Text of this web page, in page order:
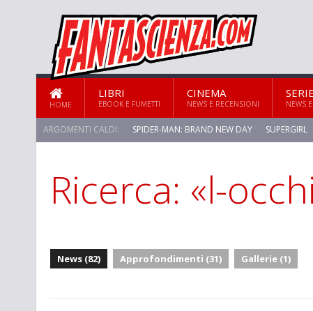
HOME
LIBRI
EBOOK E FUMETTI
CINEMA
NEWS E RECENSIONI NEWS
ARGOMENTI CALDI: SPIDER-MAN: BRAND NEW DAY SUPERGIRL
Ricerca: «l-
News (82) Approfondimenti (31) Gallerie (1)